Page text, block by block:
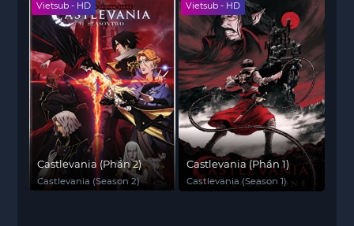
Vietsub - HD
Castlevania (Phần 2)
Castlevania (Season 2)
Vietsub - HD
Castlevania (Phần 1)
Castlevania (Season 1)